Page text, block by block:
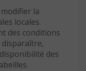
la
locales.
des conditions
disparaître,
des